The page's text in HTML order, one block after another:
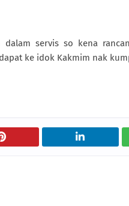
dalam servis so kena
ke idok Kakmim nak